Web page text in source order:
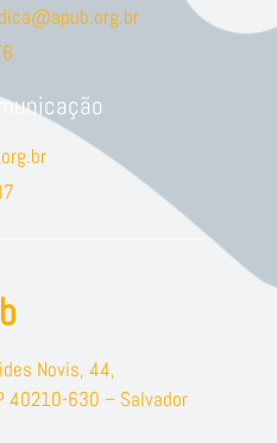
Novis, 44,
40210-630 – Salvador